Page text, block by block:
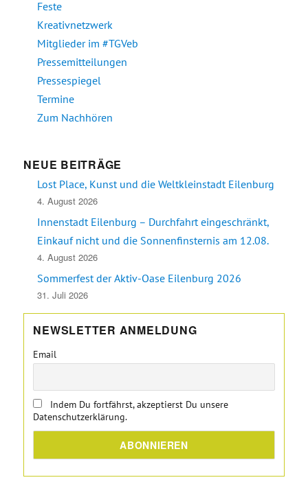
Feste
Kreativnetzwerk
Mitglieder im #TGVeb
Pressemitteilungen
Pressespiegel
Termine
Zum Nachhören
NEUE BEITRÄGE
Lost Place, Kunst und die Weltkleinstadt Eilenburg
4. August 2026
Innenstadt Eilenburg – Durchfahrt eingeschränkt,
Einkauf nicht und die Sonnenfinsternis am 12.08.
4. August 2026
Sommerfest der Aktiv-Oase Eilenburg 2026
31. Juli 2026
NEWSLETTER ANMELDUNG
Email
Indem Du fortfährst, akzeptierst Du unsere
Datenschutzerklärung.